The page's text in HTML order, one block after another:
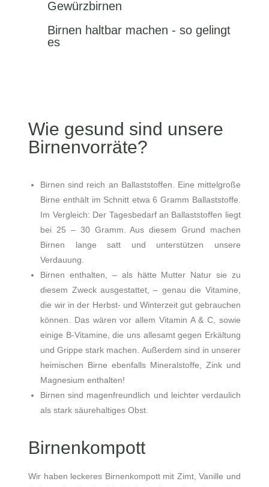
Gewürzbirnen
Birnen haltbar machen - so gelingt
es
Wie gesund sind unsere
Birnenvorräte?
Birnen sind reich an Ballaststoffen. Eine mittelgroße
Birne enthält im Schnitt etwa 6 Gramm Ballaststoffe.
Im Vergleich: Der Tagesbedarf an Ballaststoffen liegt
bei 25 – 30 Gramm. Aus diesem Grund machen
Birnen lange satt und unterstützen unsere
Verdauung.
Birnen enthalten, – als hätte Mutter Natur sie zu
diesem Zweck ausgestattet, – genau die Vitamine,
die wir in der Herbst- und Winterzeit gut gebrauchen
können. Das wären vor allem Vitamin A & C, sowie
einige B-Vitamine, die uns allesamt gegen Erkältung
und Grippe stark machen. Außerdem sind in unserer
heimischen Birne ebenfalls Mineralstoffe, Zink und
Magnesium enthalten!
Birnen sind magenfreundlich und leichter verdaulich
als stark säurehaltiges Obst.
Birnenkompott
Wir haben leckeres Birnenkompott mit Zimt, Vanille und